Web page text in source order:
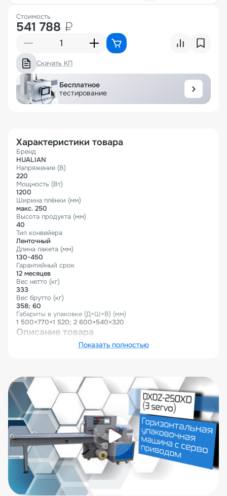
Стоимость
541 788 ₽
Скачать КП
Бесплатное
тестирование
Характеристики товара
Бренд
HUALIAN
Напряжение (В)
220
Мощность (Вт)
1200
Ширина плёнки (мм)
макс. 250
Высота продукта (мм)
40
Тип конвейера
Ленточный
Длина пакета (мм)
130-450
Гарантийный срок
12 месяцев
Вес нетто (кг)
333
Вес брутто (кг)
358; 60
Габариты в упаковке (Д×Ш×В) (мм)
1 500×770×1 520; 2 600×540×320
Описание товара
Горизонтальная упаковочная машина DXDZ-250XD (3
упаковки различных пищевых и непищевых продуктов
в трехшовный пакет «подушка» (или flow-pack). В
данной комплектации имеется датчик для
отслеживания длины продукта, таким образом машина
работает в двух режимах.
Первый - работа по фиксированной длине пакета. В
этом случае машина формирует длину пакета
согласно настройкам которые были устанавлены на
панели управления оператором.
Второй - изменение длины пакета согласно данным
Показать полностью